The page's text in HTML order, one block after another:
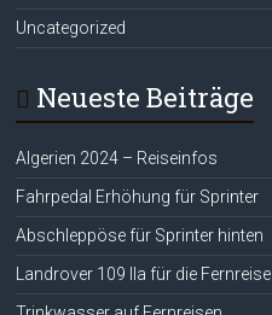
Uncategorized
Neueste Beiträge
Algerien 2024 – Reiseinfos
Fahrpedal Erhöhung für Sprinter
Abschleppöse für Sprinter hinten
Landrover 109 IIa für die Fernreise